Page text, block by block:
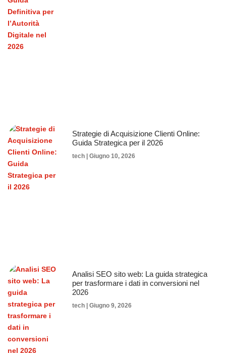
Strategie di Acquisizione Clienti Online:
Guida Strategica per il 2026
tech Giugno 10, 2026
Analisi SEO sito web: La guida strategica
per trasformare i dati in conversioni nel
2026
tech Giugno 9, 2026